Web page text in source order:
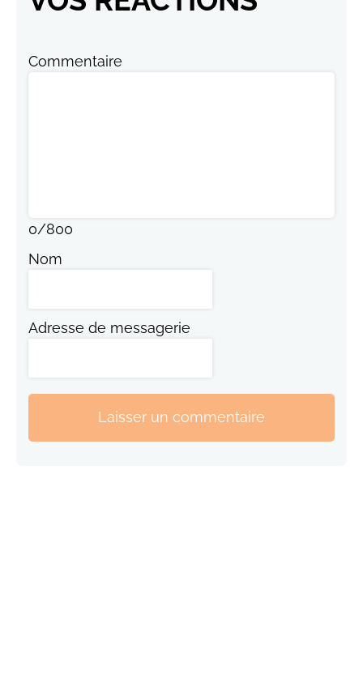
Commentaire
0/800
Nom
Adresse de messagerie
Laisser un commentaire